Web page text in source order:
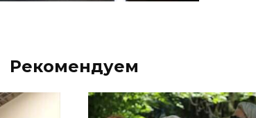
Рекомендуем